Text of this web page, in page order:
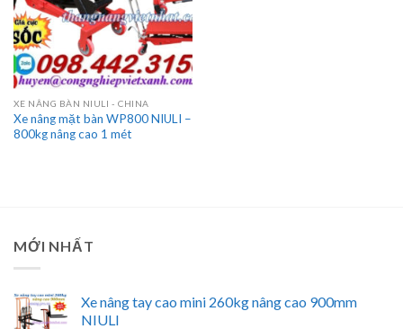
XE NÂNG BÀN NIULI - CHINA
Xe nâng mặt bàn WP800 NIULI –
800kg nâng cao 1 mét
MỚI NHẤT
Xe nâng tay cao mini 260kg nâng cao 900mm
NIULI